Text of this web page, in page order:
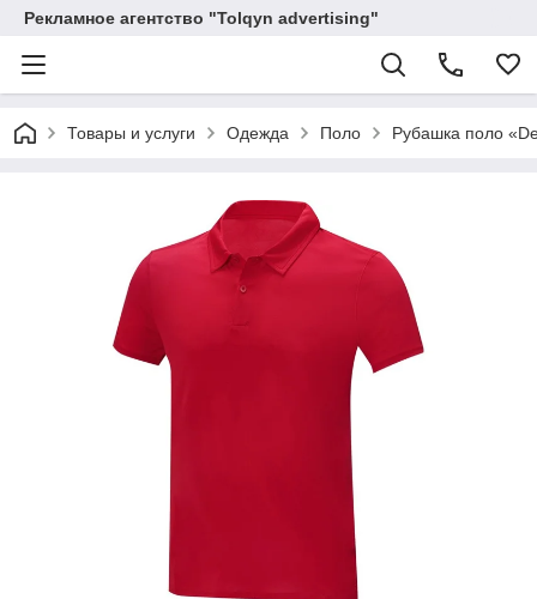
Рекламное агентство "Tolqyn advertising"
Товары и услуги Одежда Поло Рубашка поло